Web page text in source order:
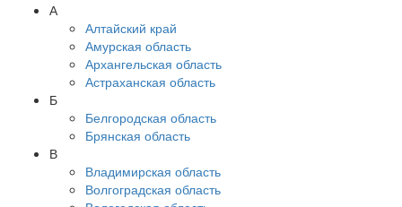
А
Алтайский край
Амурская область
Архангельская область
Астраханская область
Б
Белгородская область
Брянская область
В
Владимирская область
Волгоградская область